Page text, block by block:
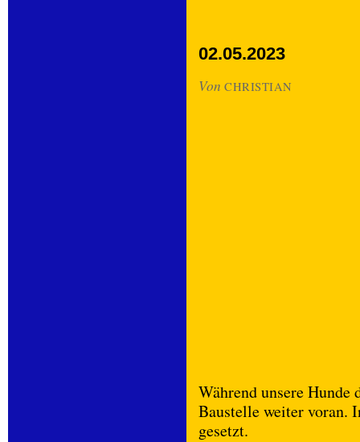
02.05.2023
Von CHRISTIAN
Während unsere Hunde
Baustelle weiter voran.
gesetzt.